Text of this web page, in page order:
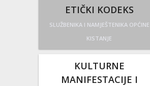
ETIČKI KODEKS
SLUŽBENIKA I NAMJEŠTENIKA OPĆINE
KISTANJE
KULTURNE
MANIFESTACIJE I